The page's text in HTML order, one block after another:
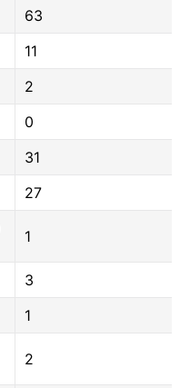
63
11
2
0
31
27
1
3
1
2